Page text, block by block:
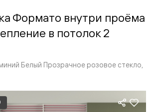
и дверей координируется
Волховец.
Формато внутри проёма
в потолок 2
Белый Прозрачное розовое стекло,